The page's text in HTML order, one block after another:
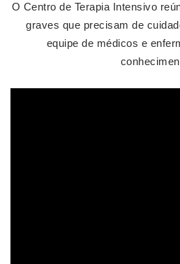
O Centro de Terapia Intensivo
graves que precisam de
equipe de médicos e